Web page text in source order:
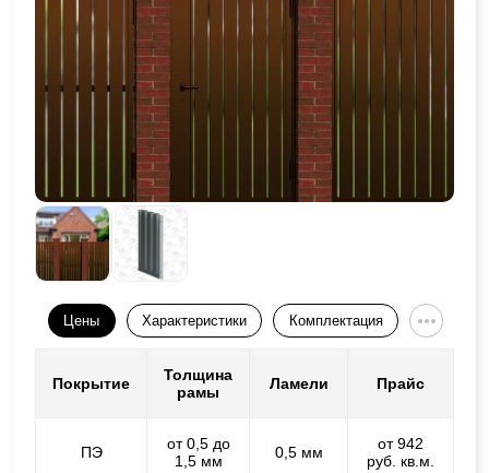
Цены Характеристики Комплектация
Покрытие
Толщина
рамы
Ламели Прайс
ПЭ
от 0,5 до
1,5 мм
0,5 мм
от 942
руб. кв.м.